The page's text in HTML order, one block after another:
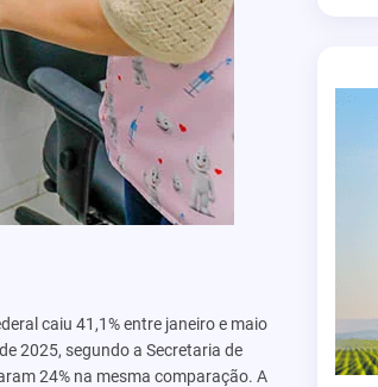
caiu 41,1% entre janeiro e maio
2025, segundo a Secretaria de
24% na mesma comparação. A